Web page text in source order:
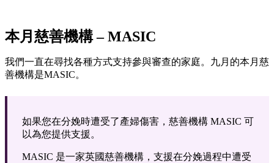
本月慈善機構 – MASIC
我們一直在尋找各種方式支持參與審查的家庭。九月的本月慈
善機構是MASIC。
如果您在分娩時遭受了產婦傷害，慈善機構 MASIC 可
以為您提供支援。
MASIC 是一家英國慈善機構，支援在分娩過程中遭受